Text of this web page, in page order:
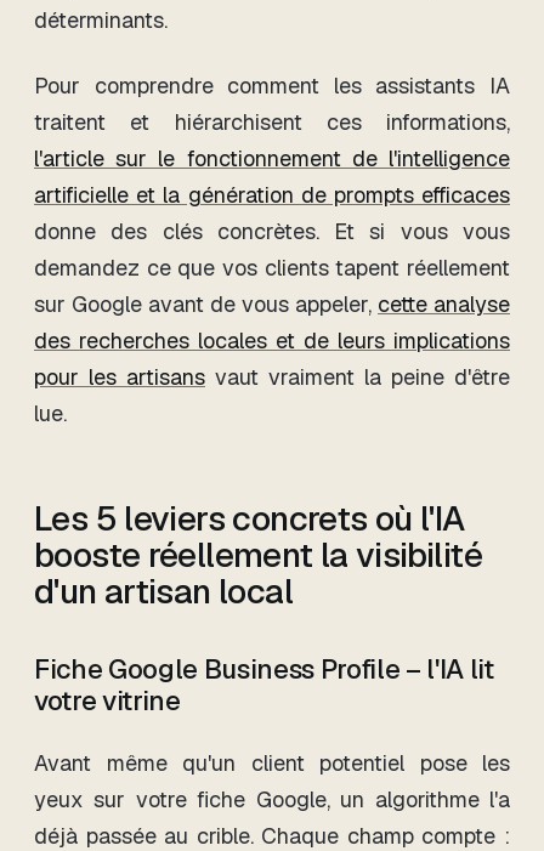
déterminants.
Pour comprendre comment les assistants IA
traitent et hiérarchisent ces informations,
l'article sur le fonctionnement de l'intelligence
artificielle et la génération de prompts efficaces
donne des clés concrètes. Et si vous vous
demandez ce que vos clients tapent réellement
sur Google avant de vous appeler, cette analyse
des recherches locales et de leurs implications
pour les artisans vaut vraiment la peine d'être
lue.
Les 5 leviers concrets où l'IA
booste réellement la visibilité
d'un artisan local
Fiche Google Business Profile – l'IA lit
votre vitrine
Avant même qu'un client potentiel pose les
yeux sur votre fiche Google, un algorithme l'a
déjà passée au crible. Chaque champ compte :